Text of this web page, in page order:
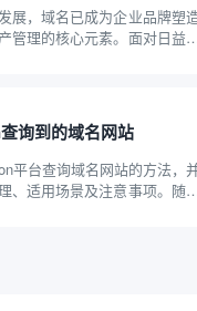
展，域名已成为企业品牌塑造
管理的核心元素。面对日益激
询到的域名网站
平台查询域名网站的方法，
、适用场景及注意事项。随着